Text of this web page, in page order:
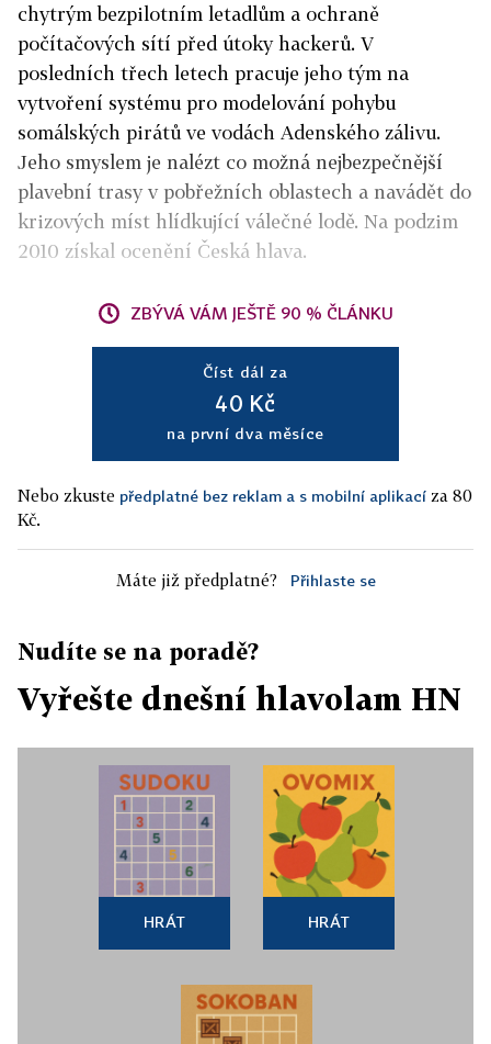
chytrým bezpilotním letadlům a ochraně
počítačových sítí před útoky hackerů. V
posledních třech letech pracuje jeho tým na
vytvoření systému pro modelování pohybu
somálských pirátů ve vodách Adenského zálivu.
Jeho smyslem je nalézt co možná nejbezpečnější
plavební trasy v pobřežních oblastech a navádět do
krizových míst hlídkující válečné lodě. Na podzim
2010 získal ocenění Česká hlava.
ZBÝVÁ VÁM JEŠTĚ 90 % ČLÁNKU
Číst dál za
40 Kč
na první dva měsíce
Nebo zkuste předplatné bez reklam a s mobilní aplikací za 80
Kč.
Máte již předplatné? Přihlaste se
Nudíte se na poradě?
Vyřešte dnešní hlavolam HN
HRÁT HRÁT